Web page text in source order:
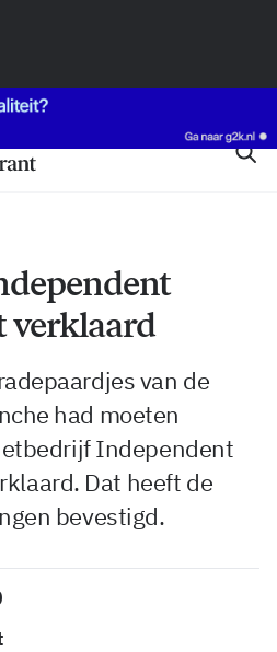
verklaard
van de
had moeten
Independent
Dat heeft de
bevestigd.